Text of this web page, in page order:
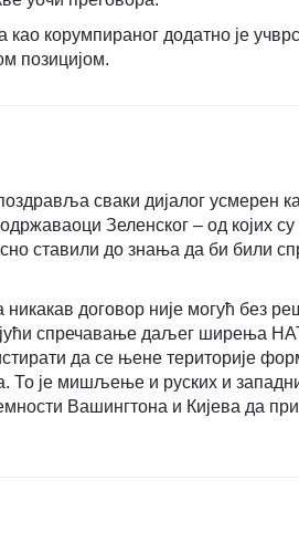
корумпираног додатно је
позицијом.
сваки дијалог усмерен
Зелeнског – од којих су
ставили до знања да би били
договор није могућ без
спречавање даљег ширења
да се њене територије
То је мишљење и руских и
Вашингтона и Кијева да